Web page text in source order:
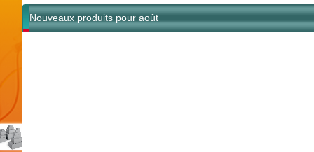
Nouveaux produits pour août